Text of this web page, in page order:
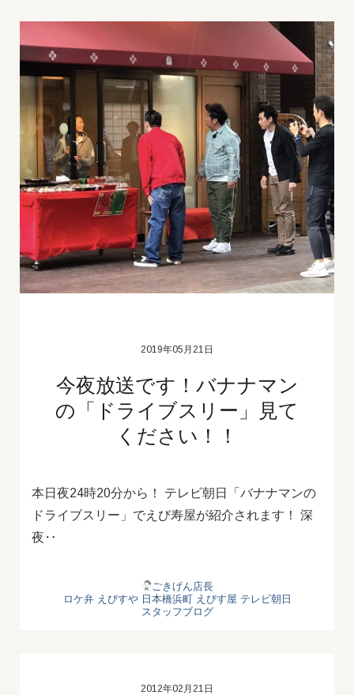
2019年05月21日
今夜放送です！バナナマン
の「ドライブスリー」見て
ください！！
本日夜24時20分から！ テレビ朝日「バナナマンの
ドライブスリー」でえび寿屋が紹介されます！ 深
夜‥
ごきげん店長
ロケ弁 えびすや 日本橋浜町 えびす屋 テレビ朝日
スタッフブログ
2012年02月21日